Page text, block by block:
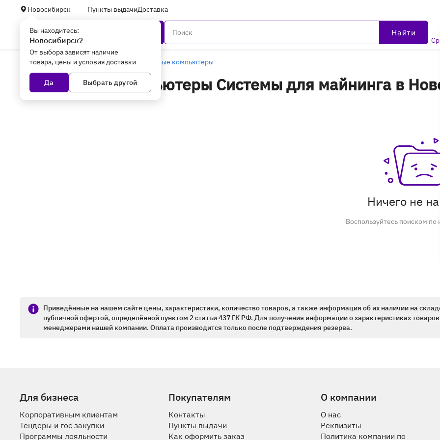
Новосибирск Пункты выдачиДоставка
Вы находитесь:
Новосибирск?
От выбора зависят наличие
товара, цены и условия доставки
Да Выбрать другой
Найти
Главная Уцененные товары Настольные компьютеры
Настольные компьютеры Системы для майнинга в
товары
Ничего не
Воспользуйтесь поиском по
Приведённые на нашем сайте цены, характеристики, количество товаров, а также информация об их наличии на
публичной офертой, определённой пунктом 2 статьи 437 ГК РФ. Для получения информации о характеристиках
менеджерами нашей компании. Оплата производится только после подтверждения резерва.
Для бизнеса
Корпоративным клиентам
Тендеры и гос закупки
Программы лояльности
Покупателям
Контакты
Пункты выдачи
Как оформить заказ
О компании
О нас
Реквизиты
Политика компании по